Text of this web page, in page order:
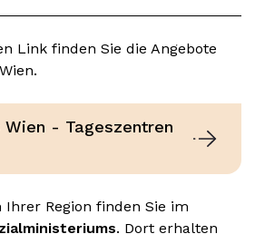
Link finden Sie die Angebote
Wien - Tageszentren
Ihrer Region finden Sie im
. Dort erhalten